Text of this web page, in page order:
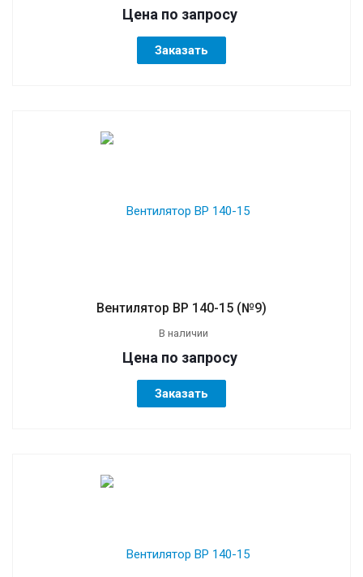
Цена по запросу
Заказать
Вентилятор ВР 140-15 (№9)
В наличии
Цена по запросу
Заказать